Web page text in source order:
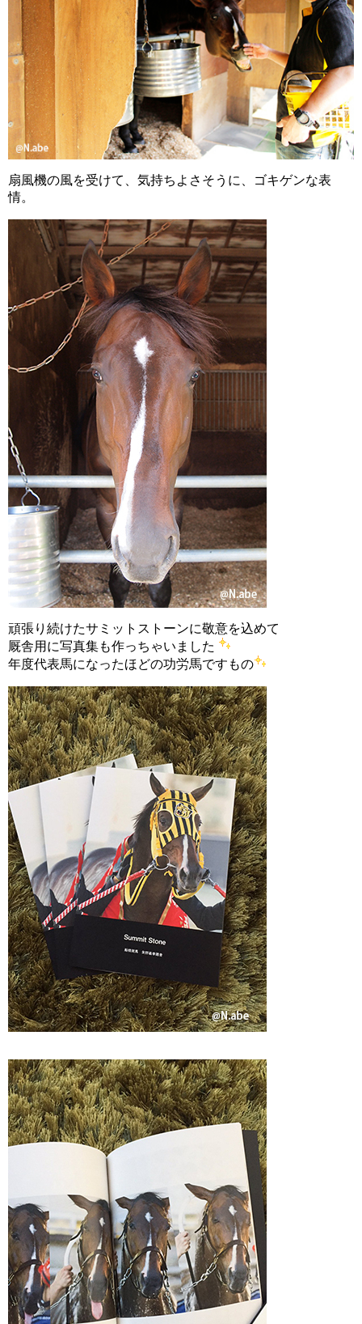
扇風機の風を受けて、気持ちよさそうに、ゴキゲンな表
情。
頑張り続けたサミットストーンに敬意を込めて
厩舎用に写真集も作っちゃいました
年度代表馬になったほどの功労馬ですもの